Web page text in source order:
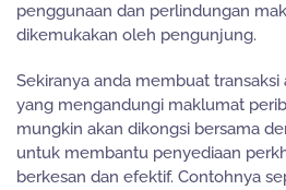
penggunaan dan perlindungan
dikemukakan oleh pengunjung.
Sekiranya anda membuat
yang mengandungi maklumat
mungkin akan dikongsi bersama
untuk membantu penyediaan
berkesan dan efektif. Contohnya